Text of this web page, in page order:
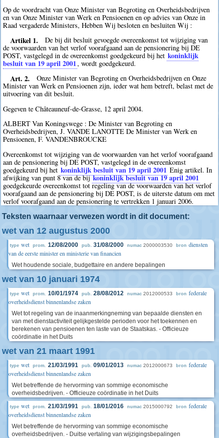
Op de voordracht van Onze Minister van Begroting en Overheidsbedrijven
en van Onze Minister van Werk en Pensioenen en op advies van Onze in
Raad vergaderde Ministers, Hebben Wij besloten en besluiten Wij :
Artikel 1.
De bij dit besluit gevoegde overeenkomst tot wijziging van
de voorwaarden van het verlof voorafgaand aan de pensionering bij DE
POST, vastgelegd in de overeenkomst goedgekeurd bij het koninklijk
besluit van 19 april 2001, wordt goedgekeurd.
Art. 2.
Onze Minister van Begroting en Overheidsbedrijven en Onze
Minister van Werk en Pensioenen zijn, ieder wat hem betreft, belast met de
uitvoering van dit besluit.
Gegeven te Châteauneuf-de-Grasse, 12 april 2004.
ALBERT Van Koningswege : De Minister van Begroting en
Overheidsbedrijven, J. VANDE LANOTTE De Minister van Werk en
Pensioenen, F. VANDENBROUCKE
Overeenkomst tot wijziging van de voorwaarden van het verlof voorafgaand
aan de pensionering bij DE POST, vastgelegd in de overeenkomst
goedgekeurd bij het koninklijk besluit van 19 april 2001 Enig artikel. In
afwijking van punt 8 van de bijkoninklijk besluit van 19 april 2001
goedgekeurde overeenkomst tot regeling van de voorwaarden van het verlof
voorafgaand aan de pensionering bij DE POST, is de uiterste datum om met
verlof voorafgaand aan de pensionering te vertrekken 1 januari 2006.
Teksten waarnaar verwezen wordt in dit document:
wet van 12 augustus 2000
type wet prom. 12/08/2000 pub. 31/08/2000 numac 2000003530 bron diensten
van de eerste minister en ministerie van financien
Wet houdende sociale, budgettaire en andere bepalingen
wet van 10 januari 1974
type wet prom. 10/01/1974 pub. 28/08/2012 numac 2012000533 bron federale
overheidsdienst binnenlandse zaken
Wet tot regeling van de inaanmerkingneming van bepaalde diensten en
van met dienstactiviteit gelijkgestelde perioden voor het toekennen en
berekenen van pensioenen ten laste van de Staatskas. - Officieuze
coördinatie in het Duits
wet van 21 maart 1991
type wet prom. 21/03/1991 pub. 09/01/2013 numac 2012000673 bron federale
overheidsdienst binnenlandse zaken
Wet betreffende de hervorming van sommige economische
overheidsbedrijven. - Officieuze coördinatie in het Duits
type wet prom. 21/03/1991 pub. 18/01/2016 numac 2015000792 bron federale
overheidsdienst binnenlandse zaken
Wet betreffende de hervorming van sommige economische
overheidsbedrijven. - Duitse vertaling van wijzigingsbepalingen